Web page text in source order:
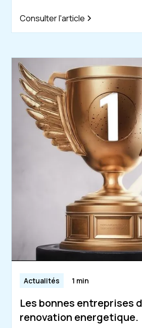
Consulter l'article
Actualités 1 min
Les bonnes entreprises
renovation energetique.